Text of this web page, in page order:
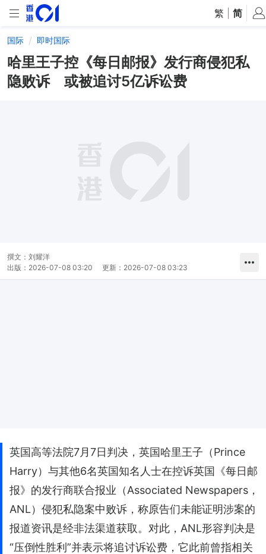
繁 简
国际 即时国际
哈里王子控《每日邮报》发行商侵犯私
隐败诉 或被追讨5亿诉讼费
撰文： 刘耀洋
出版： 2026-07-08 03:20 更新： 2026-07-08 03:23
英国高等法院7月7日判决，英国哈里王子（Prince
Harry）与其他6名英国知名人士在控诉英国《每日邮
报》的发行商联合报业（Associated Newspapers，
ANL）侵犯私隐案中败诉，称原告们未能证明涉案的
报道资讯是经非法渠道获取。对此，ANL形容判决是
“压倒性胜利”并表示将追讨诉讼费，它此前曾指相关